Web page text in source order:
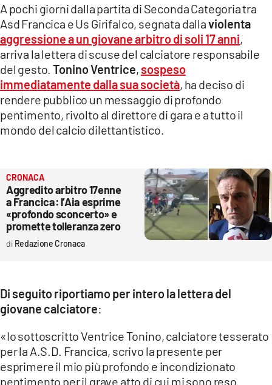
LACPLAY.IT
LACTV.IT
LACONAIR.IT
LACITYMAG.IT
ILREGGINO.IT
CATANZAROCHANNEL.IT
LACAPITALENEWS.IT
APPLE
A pochi giorni dalla partita di Seconda Categoria tra
Asd Francica e Us Girifalco, segnata dallaviolenta
aggressione a un giovane arbitro di soli 17 anni,
arriva la lettera di scuse del calciatore responsabile
del gesto.Tonino Ventrice, sospeso
immediatamente dalla sua società, ha deciso di
rendere pubblico un messaggio di profondo
pentimento, rivolto al direttore di gara e a tutto il
mondo del calcio dilettantistico.
CRONACA
Aggredito arbitro 17enne
a Francica: l’Aia esprime
«profondo sconcerto» e
promette tolleranza zero
Redazione Cronaca
Di seguito riportiamo per intero la lettera del
giovane calciatore:
«Io sottoscritto Ventrice Tonino, calciatore tesserato
per la A.S.D. Francica, scrivo la presente per
esprimere il mio più profondo e incondizionato
pentimento per il grave atto di cui mi sono reso